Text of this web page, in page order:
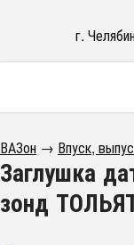
г.
ВАЗон → Впуск,
Заглушка
зонд